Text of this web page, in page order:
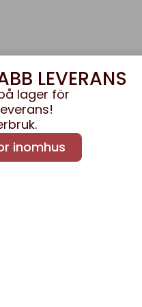
LEVERANS
lager för
inomhus